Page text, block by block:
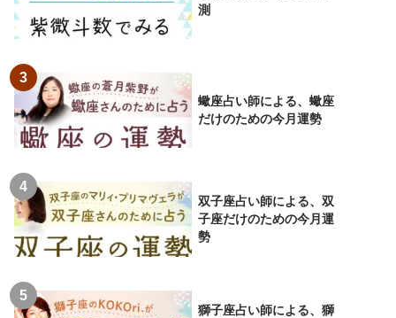
測
蠍座占い師による、蠍座
だけのための今月運勢
双子座占い師による、双
子座だけのための今月運
勢
獅子座占い師による、獅